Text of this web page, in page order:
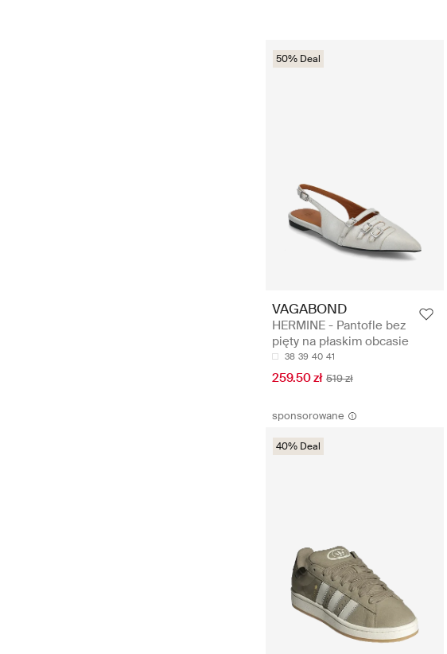
50% Deal
VAGABOND
HERMINE - Pantofle bez
pięty na płaskim obcasie
38 39 40 41
259.50 zł 519 zł
sponsorowane
40% Deal